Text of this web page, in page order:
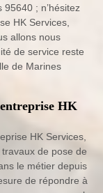
; n’hésitez
HK Services,
allons nous
de service reste
de Marines
HK
HK Services,
de pose de
le métier depuis
de répondre à